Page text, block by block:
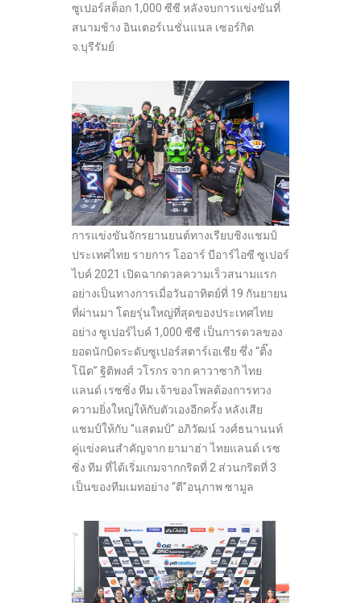
ซูเปอร์สต็อก 1,000 ซีซี หลังจบการแข่งขันที่
สนามช้าง อินเตอร์เนชั่นแนล เซอร์กิต
จ.บุรีรัมย์
การแข่งขันจักรยานยนต์ทางเรียบชิงแชมป์
ประเทศไทย รายการ โออาร์ บีอาร์ไอซี ซูเปอร์
ไบค์ 2021 เปิดฉากดวลความเร็วสนามแรก
อย่างเป็นทางการเมื่อวันอาทิตย์ที่ 19 กันยายน
ที่ผ่านมา โดยรุ่นใหญ่ที่สุดของประเทศไทย
อย่าง ซูเปอร์ไบค์ 1,000 ซีซี เป็นการดวลของ
ยอดนักบิดระดับซูเปอร์สตาร์เอเชีย ซึ่ง “ติ๊ง
โน๊ต” ฐิติพงศ์ วโรกร จาก คาวาซากิ ไทย
แลนด์ เรซซิ่ง ทีม เจ้าของโพลต้องการทวง
ความยิ่งใหญ่ให้กับตัวเองอีกครั้ง หลังเสีย
แชมป์ให้กับ “แสตมป์” อภิวัฒน์ วงศ์ธนานนท์
คู่แข่งคนสำคัญจาก ยามาฮ่า ไทยแลนด์ เรซ
ซิ่ง ทีม ที่ได้เริ่มเกมจากกริดที่ 2 ส่วนกริดที่ 3
เป็นของทีมเมทอย่าง “ตี”อนุภาพ ซามูล